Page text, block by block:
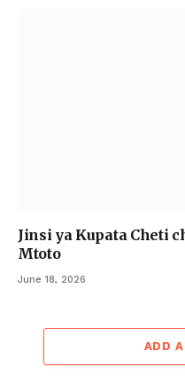
Jinsi ya Kupata Cheti
Mtoto
June 18, 2026
ADD